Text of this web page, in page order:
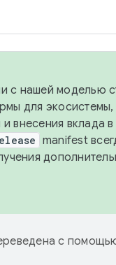
с нашей моделью
для
внесения вклада в
manifest
с